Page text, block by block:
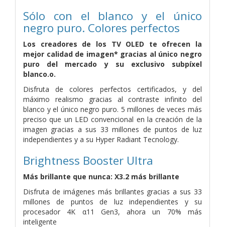
Sólo con el blanco y el único
negro puro. Colores perfectos
Los creadores de los TV OLED te ofrecen la
mejor calidad de imagen* gracias al único negro
puro del mercado y su exclusivo subpíxel
blanco.o.
Disfruta de colores perfectos certificados, y del
máximo realismo gracias al contraste infinito del
blanco y el único negro puro. 5 millones de veces más
preciso que un LED convencional en la creación de la
imagen gracias a sus 33 millones de puntos de luz
independientes y a su Hyper Radiant Tecnology.
Brightness Booster Ultra
Más brillante que nunca: X3.2 más brillante
Disfruta de imágenes más brillantes gracias a sus 33
millones de puntos de luz independientes y su
procesador 4K α11 Gen3, ahora un 70% más
inteligente